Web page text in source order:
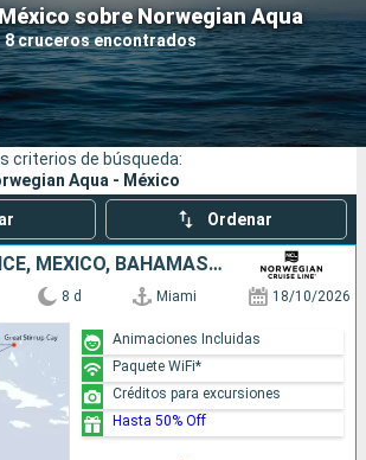
sobre Norwegian Aqua
8 cruceros encontrados
Compañías
Buscar
criterios de búsqueda:
Aqua - México
Ordenar
HONDURAS, BELICE, MÉXICO, BAHAMAS, ESTADOS UNIDOS
8 d Miami 18/10/2026
Animaciones Incluidas
Paquete WiFi*
Créditos para excursiones
Hasta 50% Off